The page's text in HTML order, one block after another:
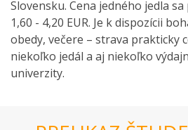
Slovensku. Cena jedného jedla
1,60 - 4,20 EUR. Je k dispozícii
obedy, večere – strava prakticky
niekoľko jedál a aj niekoľko
univerzity.